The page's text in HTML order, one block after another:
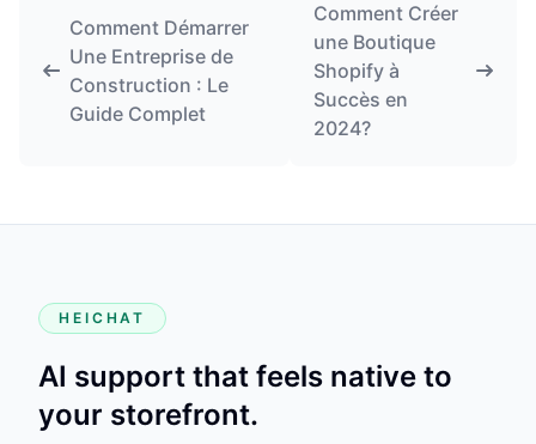
Comment Démarrer
Une Entreprise de
Construction : Le
Guide Complet
Comment Créer
une Boutique
Shopify à
Succès en
2024?
HEICHAT
AI support that feels native to
your storefront.